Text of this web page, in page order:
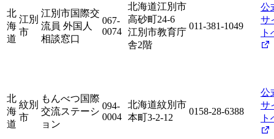
北
海
道
江別
市
江別市国際交
流員 外国人
相談窓口
067-
0074
北海道江別市
高砂町24-6
江別市教育庁
舎2階
011-381-1049
公
サ
ト
北
海
道
紋別
市
もんべつ国際
交流ステーシ
ョン
094-
0004
北海道紋別市
本町3-2-12
0158-28-6388
公
サ
ト